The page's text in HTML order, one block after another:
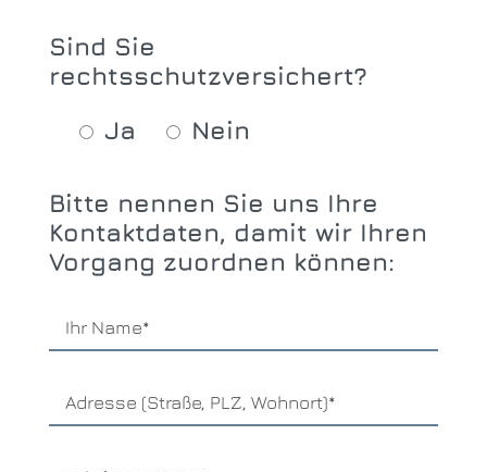
Sind Sie
rechtsschutzversichert?
Ja
Nein
Bitte nennen Sie uns Ihre
Kontaktdaten, damit wir Ihren
Vorgang zuordnen können: